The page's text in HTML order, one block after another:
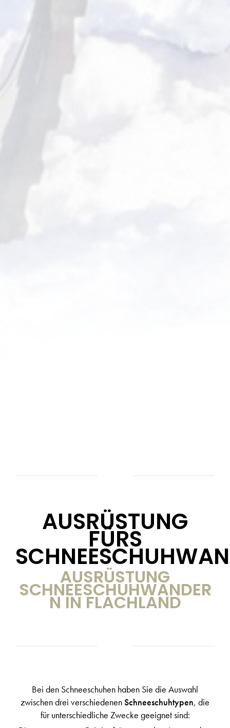
AUSRÜSTUNG
FÜRS
AUSRÜSTUNG
SCHNEESCHUHWANDER
N IN FLACHLAND
Bei den Schneeschuhen haben Sie die Auswahl
zwischen drei verschiedenenSchneeschuhtypen, die
für unterschiedliche Zwecke geeignet sind: